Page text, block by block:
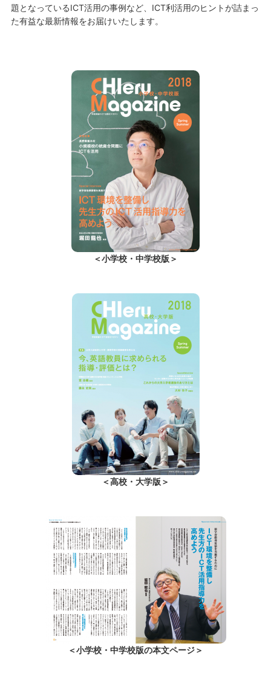
題となっているICT活用の事例など、ICT利活用のヒントが詰まっ
た有益な最新情報をお届けいたします。
＜小学校・中学校版＞
＜高校・大学版＞
＜小学校・中学校版の本文ページ＞